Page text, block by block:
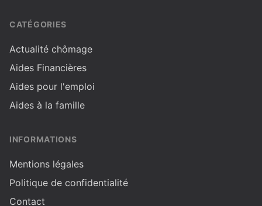
CATÉGORIES
Actualité chômage
Aides Financières
Aides pour l'emploi
Aides à la famille
INFORMATIONS
Mentions légales
Politique de confidentialité
Contact